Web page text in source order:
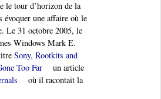
le tour d’horizon de la
évoquer une affaire où le
Le 31 octobre 2005, le
Windows Mark E.
Sony, Rootkits and
Too Far
un article
où il racontait la